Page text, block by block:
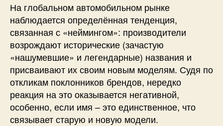
На глобальном автомобильном рынке
наблюдается определённая тенденция,
связанная с «неймингом»: производители
возрождают исторические (зачастую
«нашумевшие» и легендарные) названия и
присваивают их своим новым моделям. Судя по
откликам поклонников брендов, нередко
реакция на это оказывается негативной,
особенно, если имя – это единственное, что
связывает старую и новую модели.